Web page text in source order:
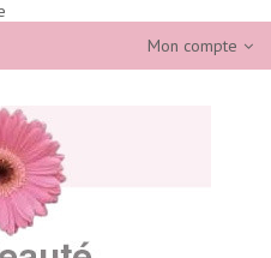
Mon compte